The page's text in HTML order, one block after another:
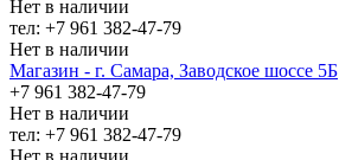
Нет в наличии
тел: +7 961 382-47-79
Нет в наличии
Магазин - г. Самара, Заводское шоссе 5Б
+7 961 382-47-79
Нет в наличии
тел: +7 961 382-47-79
Нет в наличии